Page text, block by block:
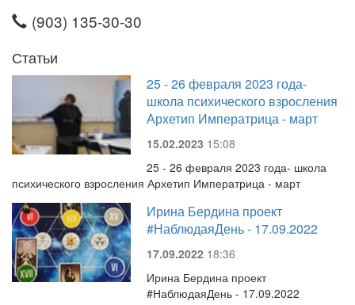
(903) 135-30-30
Статьи
25 - 26 февраля 2023 года-
школа психического взросления
Архетип Императрица - март
15.02.2023 15:08
25 - 26 февраля 2023 года- школа
психического взросления Архетип Императрица - март
Ирина Бердина проект
#НаблюдаяДень - 17.09.2022
17.09.2022 18:36
Ирина Бердина проект
#НаблюдаяДень - 17.09.2022